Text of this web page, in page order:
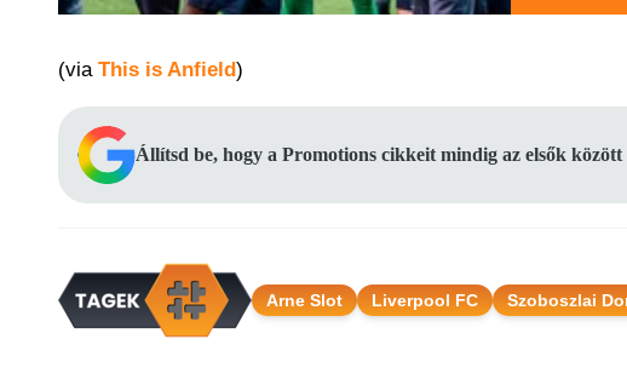
(via This is Anfield)
Állítsd be, hogy a Promotions cikkeit mindig az elsők között
Arne Slot Liverpool FC Szoboszlai